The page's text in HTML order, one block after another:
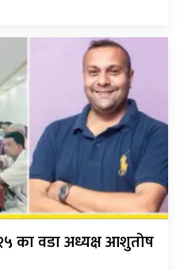
का वडा अध्यक्ष आशुतोष